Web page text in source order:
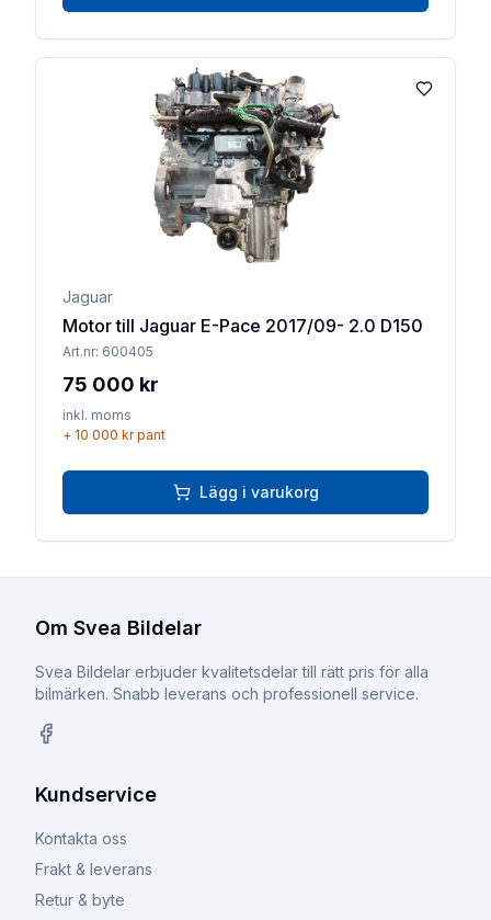
Lägg till
Jaguar
Motor till Jaguar E-Pace 2017/09- 2.0 D150
Art.nr: 600405
75 000 kr
inkl. moms
+ 10 000 krpant
Lägg i varukorg
Om Svea Bildelar
Svea Bildelar erbjuder kvalitetsdelar till rätt pris för alla
bilmärken. Snabb leverans och professionell service.
Kundservice
Kontakta oss
Frakt & leverans
Retur & byte